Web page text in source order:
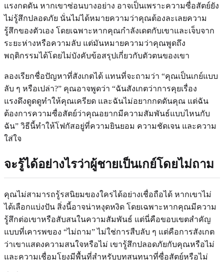
แรงกดดัน หากเขาซ่อนบางอย่าง อาจเป็นเพราะความซื่อสัตย์ยัง
ไม่รู้สึกปลอดภัย นั่นไม่ได้หมายความว่าคุณต้องละเลยความ
รู้สึกของตัวเอง โดยเฉพาะหากคุณกำลังเดตกับเขาและเจ็บจาก
ระยะห่างหรือความลับ แต่มันหมายความว่าคุณพูดถึง
พฤติกรรมได้โดยไม่บังคับข้อสรุปเกี่ยวกับตัวตนของเขา
ลองเรียกชื่อปัญหาที่สังเกตได้ แทนที่จะถามว่า “คุณเป็นเกย์แบบ
ลับ ๆ หรือเปล่า?” คุณอาจพูดว่า “ฉันสังเกตว่าการคุยเรื่อง
แรงดึงดูดดูทำให้คุณเครียด และฉันไม่อยากกดดันคุณ แต่ฉัน
ต้องการความซื่อสัตย์ว่าคุณอยากมีความสัมพันธ์แบบไหนกับ
ฉัน” วิธีนี้ทำให้โฟกัสอยู่ที่ความยินยอม ความชัดเจน และความ
ใส่ใจ
จะรู้ได้อย่างไรว่าผู้ชายเป็นเกย์โดยไม่ถาม
คุณไม่สามารถรู้รสนิยมของใครได้อย่างเชื่อถือได้ หากเขาไม่
ได้เลือกแบ่งปัน สิ่งนี้อาจน่าหงุดหงิด โดยเฉพาะหากคุณมีความ
รู้สึกต่อเขาหรือสับสนในความสัมพันธ์ แต่นี่คือขอบเขตสำคัญ
แบบที่เคารพของ “ไม่ถาม” ไม่ใช่การสืบลับ ๆ แต่คือการสังเกต
ว่าเขาแสดงความสนใจหรือไม่ เขารู้สึกปลอดภัยกับคุณหรือไม่
และความเชื่อมโยงมีพื้นที่สำหรับบทสนทนาที่ซื่อสัตย์หรือไม่